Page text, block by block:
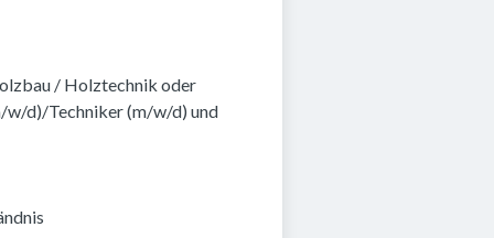
/ Holztechnik oder
w/d)/Techniker (m/w/d) und